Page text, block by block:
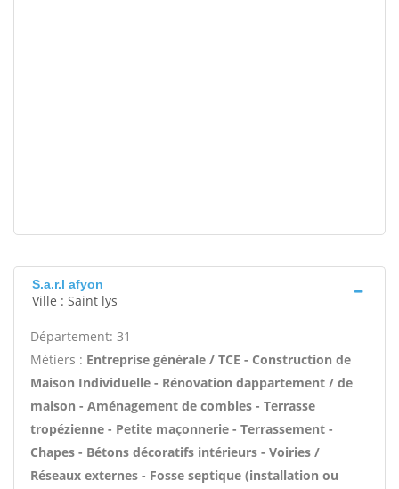
S.a.r.l afyon
Ville : Saint lys
Département: 31
Métiers : Entreprise générale / TCE - Construction de
Maison Individuelle - Rénovation dappartement / de
maison - Aménagement de combles - Terrasse
tropézienne - Petite maçonnerie - Terrassement -
Chapes - Bétons décoratifs intérieurs - Voiries /
Réseaux externes - Fosse septique (installation ou